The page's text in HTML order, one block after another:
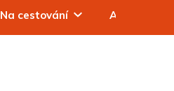
Na cestování